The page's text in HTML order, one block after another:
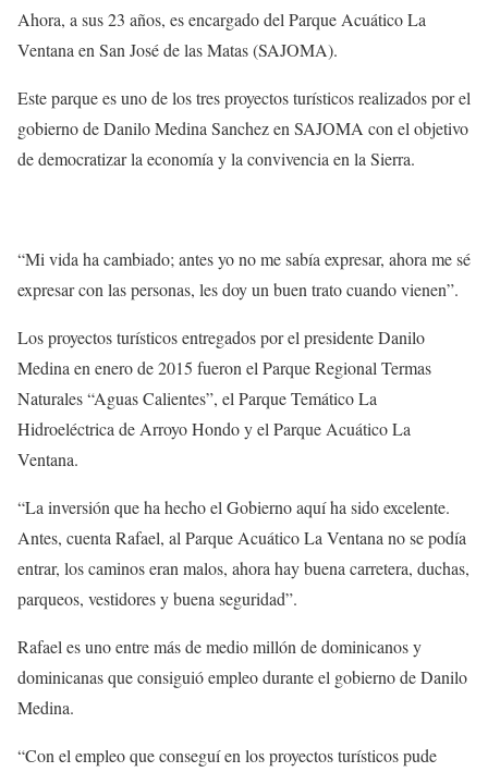
Ahora, a sus 23 años, es encargado del Parque Acuático La
Ventana en San José de las Matas (SAJOMA).
Este parque es uno de los tres proyectos turísticos realizados por el
gobierno de Danilo Medina Sanchez en SAJOMA con el objetivo
de democratizar la economía y la convivencia en la Sierra.
“Mi vida ha cambiado; antes yo no me sabía expresar, ahora me sé
expresar con las personas, les doy un buen trato cuando vienen”.
Los proyectos turísticos entregados por el presidente Danilo
Medina en enero de 2015 fueron el Parque Regional Termas
Naturales “Aguas Calientes”, el Parque Temático La
Hidroeléctrica de Arroyo Hondo y el Parque Acuático La
Ventana.
“La inversión que ha hecho el Gobierno aquí ha sido excelente.
Antes, cuenta Rafael, al Parque Acuático La Ventana no se podía
entrar, los caminos eran malos, ahora hay buena carretera, duchas,
parqueos, vestidores y buena seguridad”.
Rafael es uno entre más de medio millón de dominicanos y
dominicanas que consiguió empleo durante el gobierno de Danilo
Medina.
“Con el empleo que conseguí en los proyectos turísticos pude